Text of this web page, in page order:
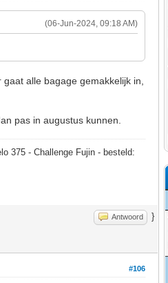
(06-Jun-2024, 09:18 AM)
alle bagage gemakkelijk in,
pas in augustus kunnen.
375 - Challenge Fujin - besteld:
Antwoord }
#106